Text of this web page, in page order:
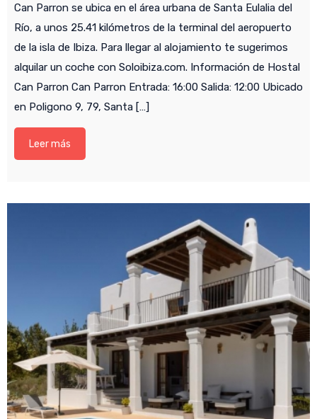
Can Parron se ubica en el área urbana de Santa Eulalia del
Río, a unos 25.41 kilómetros de la terminal del aeropuerto
de la isla de Ibiza. Para llegar al alojamiento te sugerimos
alquilar un coche con Soloibiza.com. Información de Hostal
Can Parron Can Parron Entrada: 16:00 Salida: 12:00 Ubicado
en Poligono 9, 79, Santa […]
Leer más